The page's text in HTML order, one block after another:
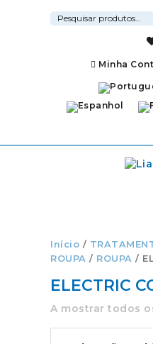
Pesquisar
por:
Minha
Início /
ROUPA / ROUPA /
ELECTRIC
A mostrar todos